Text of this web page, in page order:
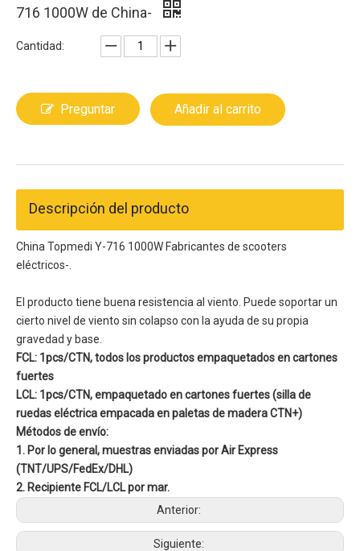
716 1000W de China-
Cantidad:
Preguntar Añadir al carrito
Descripción del producto
China Topmedi Y-716 1000W Fabricantes de scooters
eléctricos-.
El producto tiene buena resistencia al viento. Puede soportar un
cierto nivel de viento sin colapso con la ayuda de su propia
gravedad y base.
FCL: 1pcs/CTN, todos los productos empaquetados en cartones
fuertes
LCL: 1pcs/CTN, empaquetado en cartones fuertes (silla de
ruedas eléctrica empacada en paletas de madera CTN+)
Métodos de envío:
1. Por lo general, muestras enviadas por Air Express
(TNT/UPS/FedEx/DHL)
2. Recipiente FCL/LCL por mar.
Anterior:
Siguiente: